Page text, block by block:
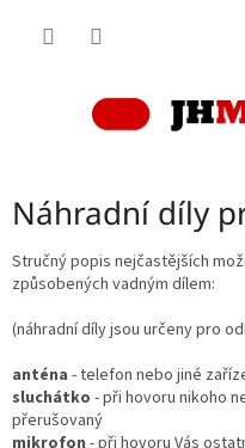
Náhradní díly
Stručný popis nejčastějších
způsobených vadným dílem:
(náhradní díly jsou určeny pro
anténa - telefon nebo jiné
sluchátko - při hovoru nikoho
přerušovaný
mikrofon - při hovoru Vás